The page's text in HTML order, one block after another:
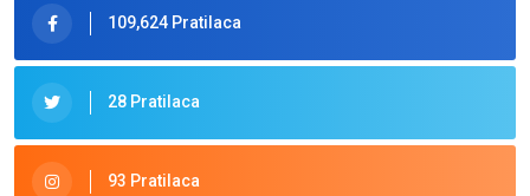
109,624 Pratilaca
28 Pratilaca
93 Pratilaca